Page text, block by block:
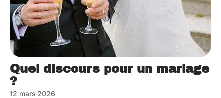
Quel discours pour un mariage
?
12 mars 2026